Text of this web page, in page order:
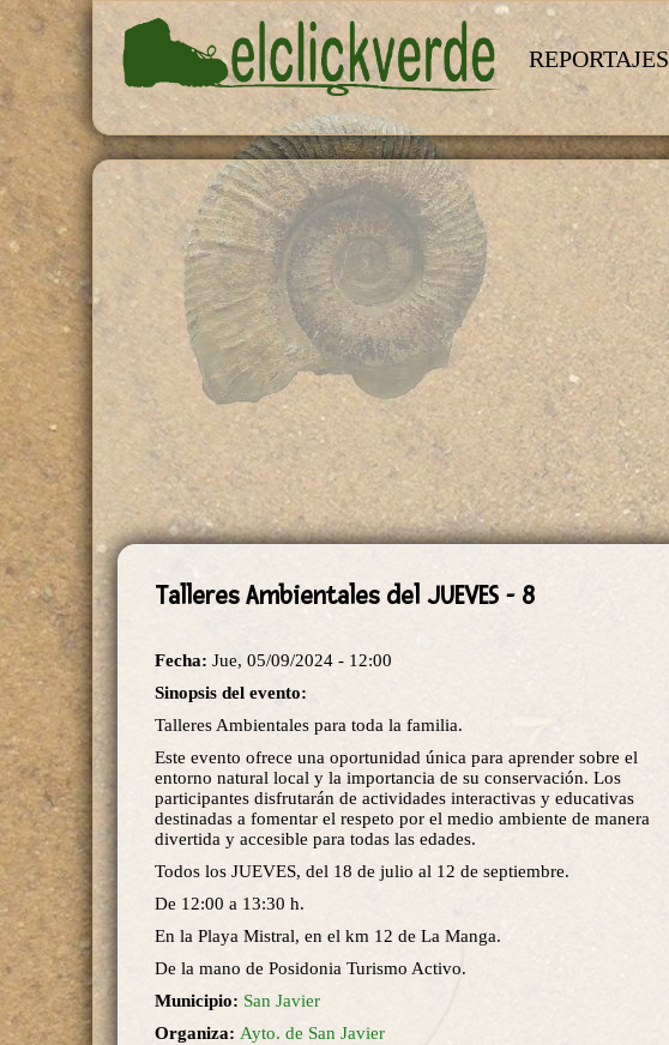
Pasar al contenido principal
REPORTAJES
Talleres Ambientales del JUEVES - 8
Fecha: Jue, 05/09/2024 - 12:00
Sinopsis del evento:
Talleres Ambientales para toda la familia.
Este evento ofrece una oportunidad única para aprender sobre el
entorno natural local y la importancia de su conservación. Los
participantes disfrutarán de actividades interactivas y educativas
destinadas a fomentar el respeto por el medio ambiente de manera
divertida y accesible para todas las edades.
Todos los JUEVES, del 18 de julio al 12 de septiembre.
De 12:00 a 13:30 h.
En la Playa Mistral, en el km 12 de La Manga.
De la mano de Posidonia Turismo Activo.
Municipio: San Javier
Organiza: Ayto. de San Javier